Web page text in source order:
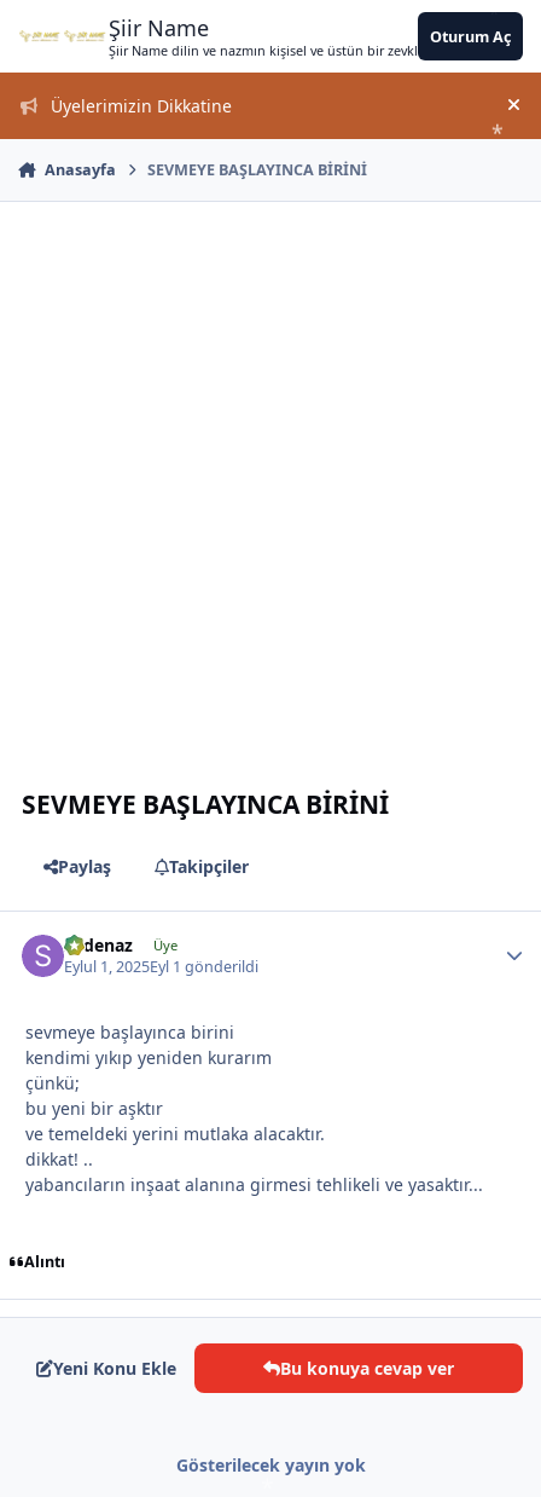
Şiir Name
Şiir Name dilin ve nazmın kişisel ve üstün bir zevkle bir arada
Oturum Aç
Üyelerimizin Dikkatine
Anasayfa SEVMEYE BAŞLAYINCA BİRİNİ
SEVMEYE BAŞLAYINCA BİRİNİ
Paylaş Takipçiler
sudenaz Üye
Eylul 1, 2025Eyl 1 gönderildi
sevmeye başlayınca birini
kendimi yıkıp yeniden kurarım
çünkü;
bu yeni bir aşktır
ve temeldeki yerini mutlaka alacaktır.
dikkat! ..
yabancıların inşaat alanına girmesi tehlikeli ve yasaktır...
Alıntı
Yeni Konu Ekle Bu konuya cevap ver
Gösterilecek yayın yok
* *
*
*
*